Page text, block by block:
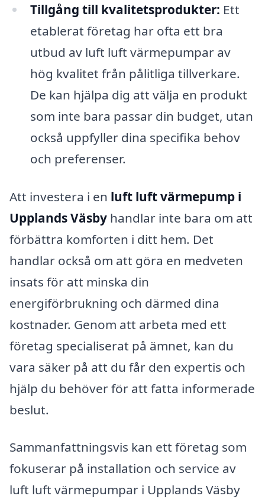
Tillgång till kvalitetsprodukter: Ett
etablerat företag har ofta ett bra
utbud av luft luft värmepumpar av
hög kvalitet från pålitliga tillverkare.
De kan hjälpa dig att välja en produkt
som inte bara passar din budget, utan
också uppfyller dina specifika behov
och preferenser.
Att investera i en luft luft värmepump i
Upplands Väsby handlar inte bara om att
förbättra komforten i ditt hem. Det
handlar också om att göra en medveten
insats för att minska din
energiförbrukning och därmed dina
kostnader. Genom att arbeta med ett
företag specialiserat på ämnet, kan du
vara säker på att du får den expertis och
hjälp du behöver för att fatta informerade
beslut.
Sammanfattningsvis kan ett företag som
fokuserar på installation och service av
luft luft värmepumpar i Upplands Väsby